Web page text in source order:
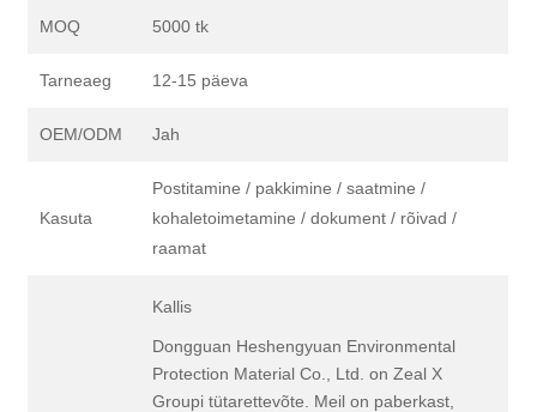
MOQ 5000 tk
Tarneaeg 12-15 päeva
OEM/ODM Jah
Kasuta
Postitamine / pakkimine / saatmine /
kohaletoimetamine / dokument / rõivad /
raamat
Kallis
Dongguan Heshengyuan Environmental
Protection Material Co., Ltd. on Zeal X
Groupi tütarettevõte. Meil on paberkast,